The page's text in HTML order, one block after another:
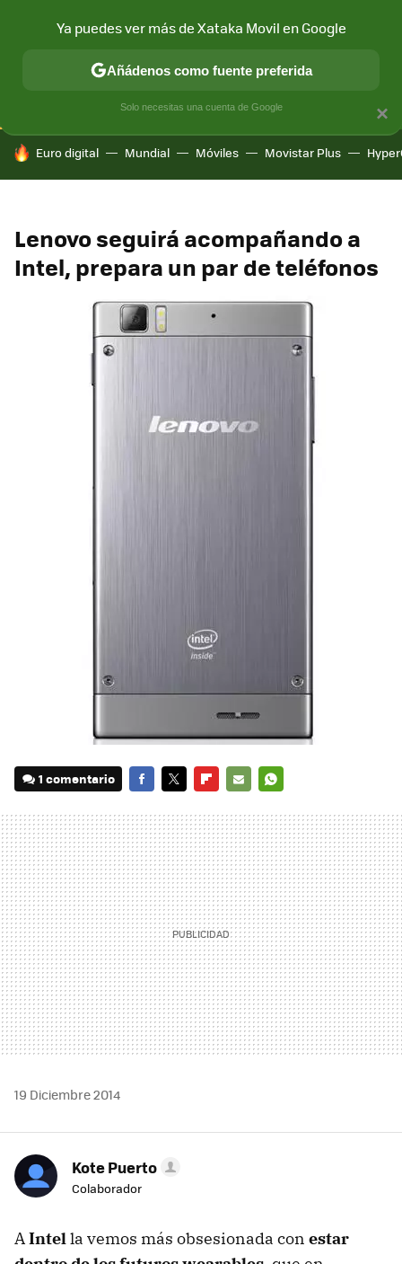
CONECTIVIDAD MÓVIL Y SOCIEDAD APLICACIONES
HOY SE HABLA DE
Euro digital Mundial Móviles Movistar Plus
Lenovo seguirá acompañando a
Intel, prepara un par de teléfonos
1 comentario
MAIL
19 Diciembre 2014
Kote Puerto
Colaborador
AIntella vemos más obsesionada con estar
×
Ya puedes ver más de Xataka Movil en Google
Añádenos como fuente preferida
Solo necesitas una cuenta de Google